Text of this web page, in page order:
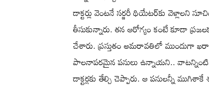
డాక్టర్లు వెంటనే సర్జరీ థియేటర్‌కు వెళ్లాలని
తీసుకున్నారు. తన ఆరోగ్యం కంటే కూడా
చేశారు. ప్రస్తుతం అమరావతిలో ముందుగా
పాలనాపరమైన పనులు ఉన్నాయని..
డాక్టర్లకు తేల్చి చెప్పారు. ఆ పనులన్నీ